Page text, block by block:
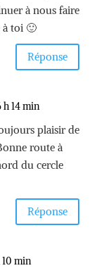
à nous faire
toi 🙂
Réponse
h 14 min
plaisir de
route à
du cercle
Réponse
min